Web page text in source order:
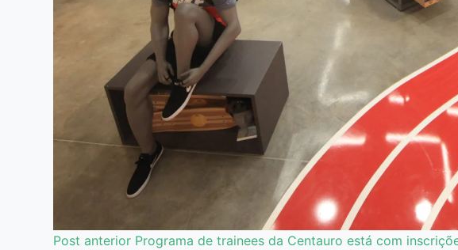
Post anterior Programa de trainees da Centauro está com